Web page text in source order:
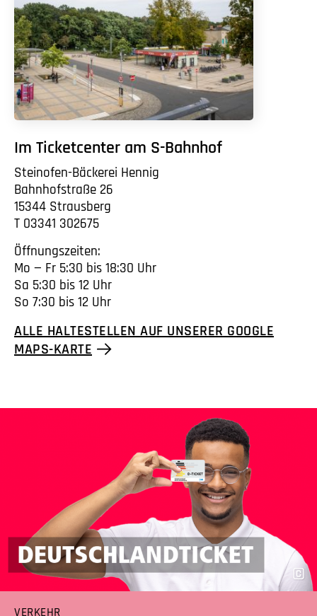
Im Ticketcenter am S-Bahnhof
Steinofen-Bäckerei Hennig
Bahnhofstraße 26
15344 Strausberg
T 03341 302675
Öffnungszeiten:
Mo — Fr 5:30 bis 18:30 Uhr
Sa 5:30 bis 12 Uhr
So 7:30 bis 12 Uhr
ALLE HALTESTELLEN AUF UNSERER GOOGLE
MAPS-KARTE
VERKEHR